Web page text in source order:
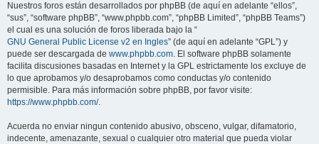
Nuestros foros están desarrollados por phpBB (de aquí en adelante “ellos”,
“sus”, “software phpBB”, “www.phpbb.com”, “phpBB Limited”, “phpBB Teams”)
el cual es una solución de foros liberada bajo la “
GNU General Public License v2 en Ingles” (de aquí en adelante “GPL”) y
puede ser descargada de www.phpbb.com. El software phpBB solamente
facilita discusiones basadas en Internet y la GPL estrictamente los excluye de
lo que aprobamos y/o desaprobamos como conductas y/o contenido
permisible. Para más información sobre phpBB, por favor visite:
https://www.phpbb.com/.
Acuerda no enviar ningun contenido abusivo, obsceno, vulgar, difamatorio,
indecente, amenazante, sexual o cualquier otro material que pueda violar